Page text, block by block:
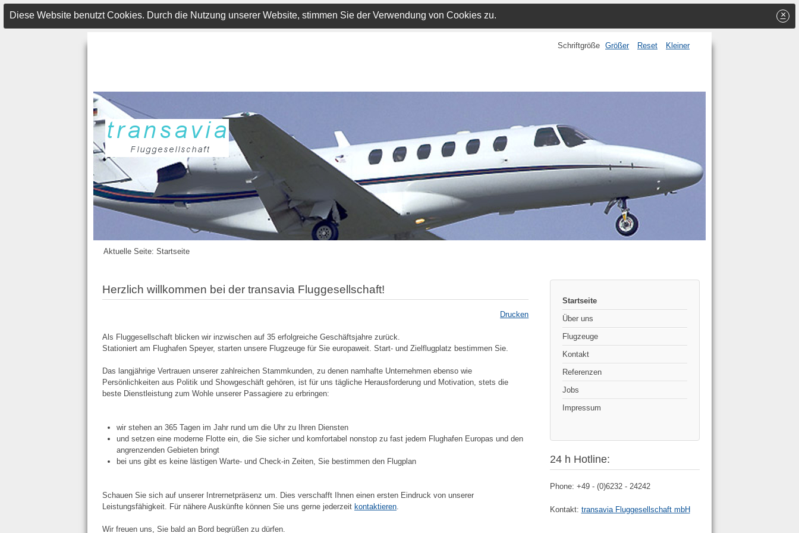
Schriftgröße Größer Reset Kleiner
Aktuelle Seite: Startseite
Herzlich willkommen bei der transavia Fluggesellschaft!
Drucken
Als Fluggesellschaft blicken wir inzwischen auf 35 erfolgreiche Geschäftsjahre zurück.
Stationiert am Flughafen Speyer, starten unsere Flugzeuge für Sie europaweit. Start- und Zielflugplatz bestimmen Sie.
Das langjährige Vertrauen unserer zahlreichen Stammkunden, zu denen namhafte Unternehmen ebenso wie
Persönlichkeiten aus Politik und Showgeschäft gehören, ist für uns tägliche Herausforderung und Motivation, stets die
beste Dienstleistung zum Wohle unserer Passagiere zu erbringen:
wir stehen an 365 Tagen im Jahr rund um die Uhr zu Ihren Diensten
und setzen eine moderne Flotte ein, die Sie sicher und komfortabel nonstop zu fast jedem Flughafen Europas und den
angrenzenden Gebieten bringt
bei uns gibt es keine lästigen Warte- und Check-in Zeiten, Sie bestimmen den Flugplan
Schauen Sie sich auf unserer Intrernetpräsenz um. Dies verschafft Ihnen einen ersten Eindruck von unserer
Leistungsfähigkeit. Für nähere Auskünfte können Sie uns gerne jederzeit kontaktieren.
Wir freuen uns, Sie bald an Bord begrüßen zu dürfen.
Startseite
Über uns
Flugzeuge
Kontakt
Referenzen
Jobs
Impressum
24 h Hotline:
Phone: +49 - (0)6232 - 24242
Kontakt: transavia Fluggesellschaft mbH
×
Diese Website benutzt Cookies. Durch die Nutzung unserer Website, stimmen Sie der Verwendung von Cookies zu.